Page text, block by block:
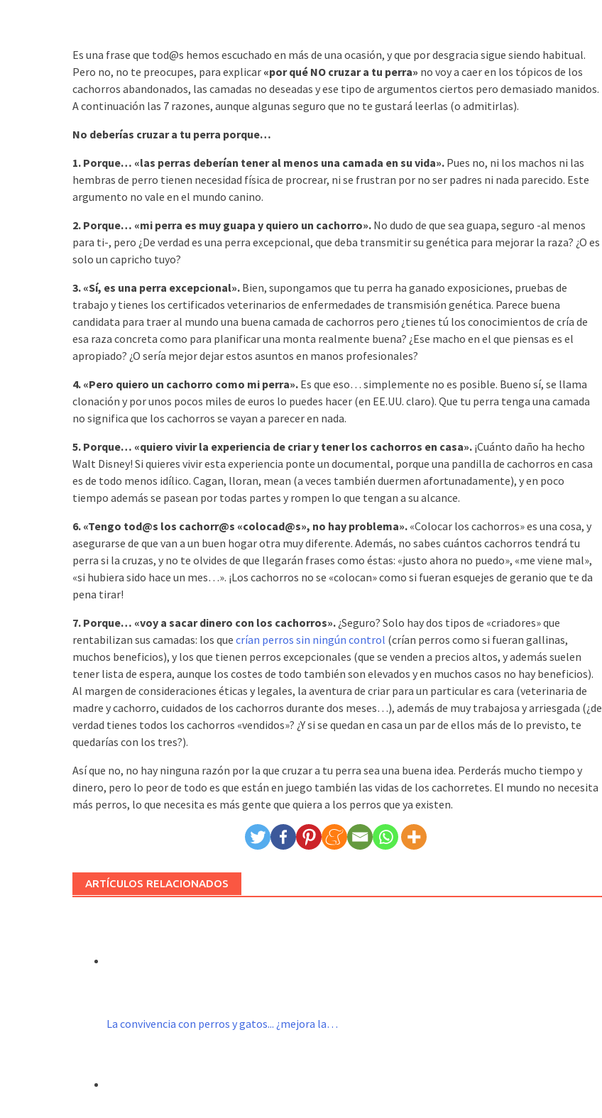
Es una frase que tod@s hemos escuchado en más de una ocasión, y que por desgracia sigue siendo habitual.
Pero no, no te preocupes, para explicar «por qué NO cruzar a tu perra» no voy a caer en los tópicos de los
cachorros abandonados, las camadas no deseadas y ese tipo de argumentos ciertos pero demasiado manidos.
A continuación las 7 razones, aunque algunas seguro que no te gustará leerlas (o admitirlas).
No deberías cruzar a tu perra porque…
1. Porque… «las perras deberían tener al menos una camada en su vida». Pues no, ni los machos ni las
hembras de perro tienen necesidad física de procrear, ni se frustran por no ser padres ni nada parecido. Este
argumento no vale en el mundo canino.
2. Porque… «mi perra es muy guapa y quiero un cachorro». No dudo de que sea guapa, seguro -al menos
para ti-, pero ¿De verdad es una perra excepcional, que deba transmitir su genética para mejorar la raza? ¿O es
solo un capricho tuyo?
3. «Sí, es una perra excepcional». Bien, supongamos que tu perra ha ganado exposiciones, pruebas de
trabajo y tienes los certificados veterinarios de enfermedades de transmisión genética. Parece buena
candidata para traer al mundo una buena camada de cachorros pero ¿tienes tú los conocimientos de cría de
esa raza concreta como para planificar una monta realmente buena? ¿Ese macho en el que piensas es el
apropiado? ¿O sería mejor dejar estos asuntos en manos profesionales?
4. «Pero quiero un cachorro como mi perra». Es que eso… simplemente no es posible. Bueno sí, se llama
clonación y por unos pocos miles de euros lo puedes hacer (en EE.UU. claro). Que tu perra tenga una camada
no significa que los cachorros se vayan a parecer en nada.
5. Porque… «quiero vivir la experiencia de criar y tener los cachorros en casa». ¡Cuánto daño ha hecho
Walt Disney! Si quieres vivir esta experiencia ponte un documental, porque una pandilla de cachorros en casa
es de todo menos idílico. Cagan, lloran, mean (a veces también duermen afortunadamente), y en poco
tiempo además se pasean por todas partes y rompen lo que tengan a su alcance.
6. «Tengo tod@s los cachorr@s «colocad@s», no hay problema». «Colocar los cachorros» es una cosa, y
asegurarse de que van a un buen hogar otra muy diferente. Además, no sabes cuántos cachorros tendrá tu
perra si la cruzas, y no te olvides de que llegarán frases como éstas: «justo ahora no puedo», «me viene mal»,
«si hubiera sido hace un mes…». ¡Los cachorros no se «colocan» como si fueran esquejes de geranio que te da
pena tirar!
7. Porque… «voy a sacar dinero con los cachorros». ¿Seguro? Solo hay dos tipos de «criadores» que
rentabilizan sus camadas: los que crían perros sin ningún control (crían perros como si fueran gallinas,
muchos beneficios), y los que tienen perros excepcionales (que se venden a precios altos, y además suelen
tener lista de espera, aunque los costes de todo también son elevados y en muchos casos no hay beneficios).
Al margen de consideraciones éticas y legales, la aventura de criar para un particular es cara (veterinaria de
madre y cachorro, cuidados de los cachorros durante dos meses…), además de muy trabajosa y arriesgada (¿de
verdad tienes todos los cachorros «vendidos»? ¿Y si se quedan en casa un par de ellos más de lo previsto, te
quedarías con los tres?).
Así que no, no hay ninguna razón por la que cruzar a tu perra sea una buena idea. Perderás mucho tiempo y
dinero, pero lo peor de todo es que están en juego también las vidas de los cachorretes. El mundo no necesita
más perros, lo que necesita es más gente que quiera a los perros que ya existen.
ARTÍCULOS RELACIONADOS
La convivencia con perros y gatos... ¿mejora la…